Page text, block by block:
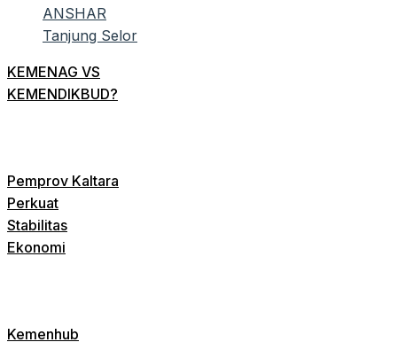
KEMENAG VS
KEMENDIKBUD?
Pemprov Kaltara
Perkuat
Stabilitas
Ekonomi
Kemenhub